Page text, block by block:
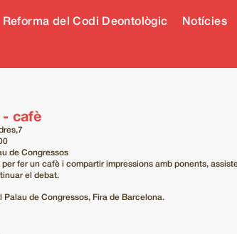
Reforma del Codi Deontològic Notícies
- cafè
de Congressos
per fer un cafè i compartir impressions amb ponents,
el debat.
Palau de Congressos, Fira de Barcelona.